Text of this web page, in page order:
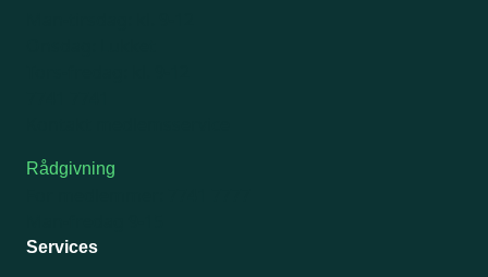
Rådgivning
Services